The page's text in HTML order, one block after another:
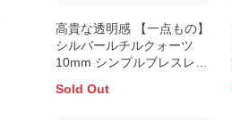
高貴な透明感 【一点もの】
シルバールチルクォーツ
10mm シンプルブレスレッ
Sold Out